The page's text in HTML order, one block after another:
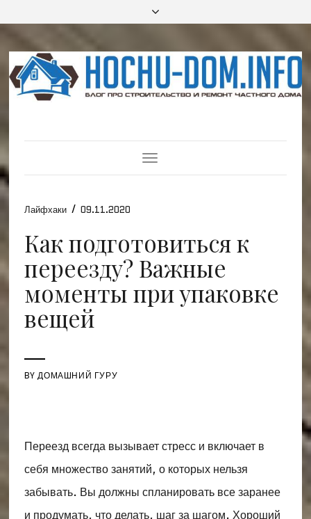
Toggle
Navigation
Лайфхаки / 09.11.2020
Как подготовиться к
переезду? Важные
моменты при упаковке
вещей
BYДОМАШНИЙ ГУРУ
Переезд всегда вызывает стресс и включает в
себя множество занятий, о которых нельзя
забывать. Вы должны спланировать все заранее
и продумать, что делать, шаг за шагом. Хороший